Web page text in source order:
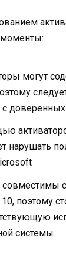
могут
доверенных
нарушать
совместимы
поэтому
системы